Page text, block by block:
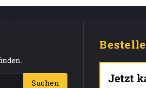
Suchen Jetzt